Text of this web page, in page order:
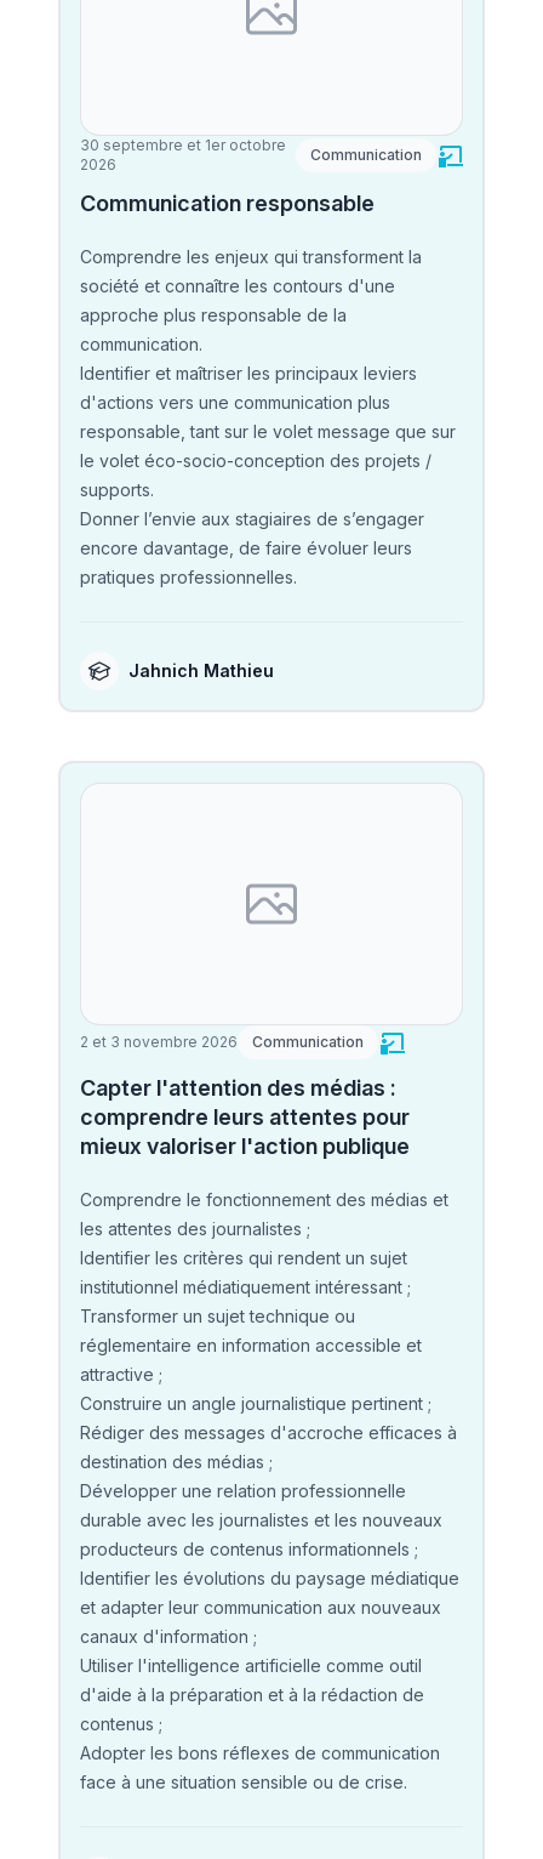
30 septembre et 1er octobre
2026
Communication
Communication responsable
Comprendre les enjeux qui transforment la
société et connaître les contours d'une
approche plus responsable de la
communication.
Identifier et maîtriser les principaux leviers
d'actions vers une communication plus
responsable, tant sur le volet message que sur
le volet éco-socio-conception des projets /
supports.
Donner l’envie aux stagiaires de s’engager
encore davantage, de faire évoluer leurs
pratiques professionnelles.
Jahnich Mathieu
2 et 3 novembre 2026 Communication
Capter l'attention des médias :
comprendre leurs attentes pour
mieux valoriser l'action publique
Comprendre le fonctionnement des médias et
les attentes des journalistes ;
Identifier les critères qui rendent un sujet
institutionnel médiatiquement intéressant ;
Transformer un sujet technique ou
réglementaire en information accessible et
attractive ;
Construire un angle journalistique pertinent ;
Rédiger des messages d'accroche efficaces à
destination des médias ;
Développer une relation professionnelle
durable avec les journalistes et les nouveaux
producteurs de contenus informationnels ;
Identifier les évolutions du paysage médiatique
et adapter leur communication aux nouveaux
canaux d'information ;
Utiliser l'intelligence artificielle comme outil
d'aide à la préparation et à la rédaction de
contenus ;
Adopter les bons réflexes de communication
face à une situation sensible ou de crise.